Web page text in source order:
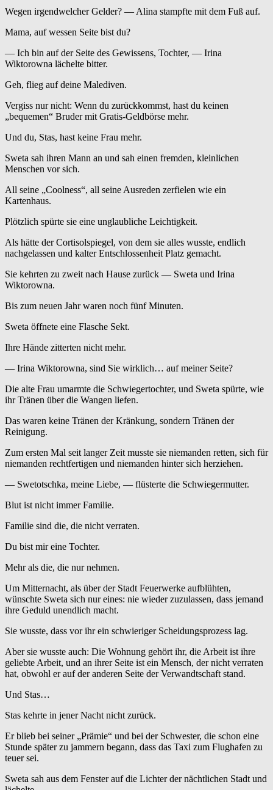
Wegen irgendwelcher Gelder? — Alina stampfte mit dem Fuß auf.
Mama, auf wessen Seite bist du?
— Ich bin auf der Seite des Gewissens, Tochter, — Irina
Wiktorowna lächelte bitter.
Geh, flieg auf deine Malediven.
Vergiss nur nicht: Wenn du zurückkommst, hast du keinen
„bequemen“ Bruder mit Gratis-Geldbörse mehr.
Und du, Stas, hast keine Frau mehr.
Sweta sah ihren Mann an und sah einen fremden, kleinlichen
Menschen vor sich.
All seine „Coolness“, all seine Ausreden zerfielen wie ein
Kartenhaus.
Plötzlich spürte sie eine unglaubliche Leichtigkeit.
Als hätte der Cortisolspiegel, von dem sie alles wusste, endlich
nachgelassen und kalter Entschlossenheit Platz gemacht.
Sie kehrten zu zweit nach Hause zurück — Sweta und Irina
Wiktorowna.
Bis zum neuen Jahr waren noch fünf Minuten.
Sweta öffnete eine Flasche Sekt.
Ihre Hände zitterten nicht mehr.
— Irina Wiktorowna, sind Sie wirklich… auf meiner Seite?
Die alte Frau umarmte die Schwiegertochter, und Sweta spürte, wie
ihr Tränen über die Wangen liefen.
Das waren keine Tränen der Kränkung, sondern Tränen der
Reinigung.
Zum ersten Mal seit langer Zeit musste sie niemanden retten, sich für
niemanden rechtfertigen und niemanden hinter sich herziehen.
— Swetotschka, meine Liebe, — flüsterte die Schwiegermutter.
Blut ist nicht immer Familie.
Familie sind die, die nicht verraten.
Du bist mir eine Tochter.
Mehr als die, die nur nehmen.
Um Mitternacht, als über der Stadt Feuerwerke aufblühten,
wünschte Sweta sich nur eines: nie wieder zuzulassen, dass jemand
ihre Geduld unendlich macht.
Sie wusste, dass vor ihr ein schwieriger Scheidungsprozess lag.
Aber sie wusste auch: Die Wohnung gehört ihr, die Arbeit ist ihre
geliebte Arbeit, und an ihrer Seite ist ein Mensch, der nicht verraten
hat, obwohl er auf der anderen Seite der Verwandtschaft stand.
Und Stas…
Stas kehrte in jener Nacht nicht zurück.
Er blieb bei seiner „Prämie“ und bei der Schwester, die schon eine
Stunde später zu jammern begann, dass das Taxi zum Flughafen zu
teuer sei.
Sweta sah aus dem Fenster auf die Lichter der nächtlichen Stadt und